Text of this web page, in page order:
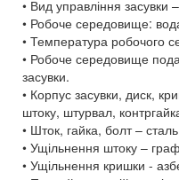
• Вид управління засувки
• Робоче середовище:
• Температура робочого
• Робоче середовище
засувки.
• Корпус засувки, диск,
штоку, штурвал,
• Шток, гайка, болт –
• Ущільнення штоку –
• Ущільнення кришки -